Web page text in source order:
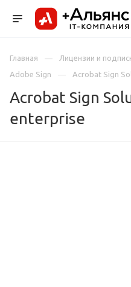
Главная Лицензии и
Adobe Sign
Acrobat Sign
Acrobat Sign
enterprise